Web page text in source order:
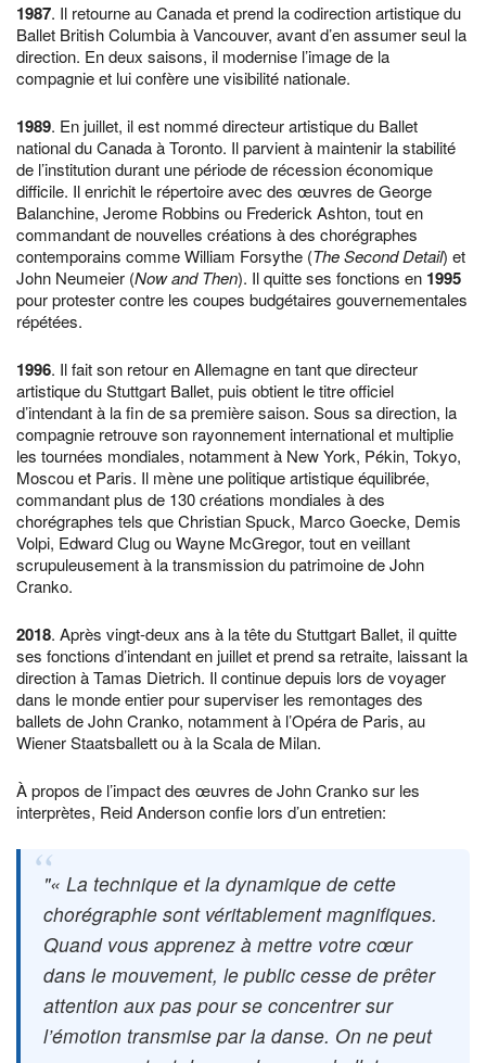
1987. Il retourne au Canada et prend la codirection artistique du
Ballet British Columbia à Vancouver, avant d’en assumer seul la
direction. En deux saisons, il modernise l’image de la
compagnie et lui confère une visibilité nationale.
1989. En juillet, il est nommé directeur artistique du Ballet
national du Canada à Toronto. Il parvient à maintenir la stabilité
de l’institution durant une période de récession économique
difficile. Il enrichit le répertoire avec des œuvres de George
Balanchine, Jerome Robbins ou Frederick Ashton, tout en
commandant de nouvelles créations à des chorégraphes
contemporains comme William Forsythe (The Second Detail) et
John Neumeier (Now and Then). Il quitte ses fonctions en 1995
pour protester contre les coupes budgétaires gouvernementales
répétées.
1996. Il fait son retour en Allemagne en tant que directeur
artistique du Stuttgart Ballet, puis obtient le titre officiel
d’intendant à la fin de sa première saison. Sous sa direction, la
compagnie retrouve son rayonnement international et multiplie
les tournées mondiales, notamment à New York, Pékin, Tokyo,
Moscou et Paris. Il mène une politique artistique équilibrée,
commandant plus de 130 créations mondiales à des
chorégraphes tels que Christian Spuck, Marco Goecke, Demis
Volpi, Edward Clug ou Wayne McGregor, tout en veillant
scrupuleusement à la transmission du patrimoine de John
Cranko.
2018. Après vingt-deux ans à la tête du Stuttgart Ballet, il quitte
ses fonctions d’intendant en juillet et prend sa retraite, laissant la
direction à Tamas Dietrich. Il continue depuis lors de voyager
dans le monde entier pour superviser les remontages des
ballets de John Cranko, notamment à l’Opéra de Paris, au
Wiener Staatsballett ou à la Scala de Milan.
À propos de l’impact des œuvres de John Cranko sur les
interprètes, Reid Anderson confie lors d’un entretien:
« La technique et la dynamique de cette
chorégraphie sont véritablement magnifiques.
Quand vous apprenez à mettre votre cœur
dans le mouvement, le public cesse de prêter
attention aux pas pour se concentrer sur
l’émotion transmise par la danse. On ne peut